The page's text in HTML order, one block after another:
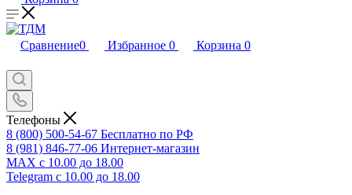
Сравнение0 Избранное 0 Корзина 0
Телефоны
8 (800) 500-54-67 Бесплатно по РФ
8 (981) 846-77-06 Интернет-магазин
MAX с 10.00 до 18.00
Telegram с 10.00 до 18.00